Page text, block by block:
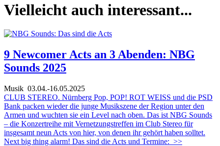
Vielleicht auch interessant...
9 Newcomer Acts an 3 Abenden: NBG
Sounds 2025
Musik 03.04.-16.05.2025
CLUB STEREO. Nürnberg Pop, POP! ROT WEISS und die PSD
Bank packen wieder die junge Musikszene der Region unter den
Armen und wuchten sie ein Level nach oben. Das ist NBG Sounds
– die Konzertreihe mit Vernetzungstreffen im Club Stereo für
insgesamt neun Acts von hier, von denen ihr gehört haben solltet.
Next big thing alarm! Das sind die Acts und Termine: >>